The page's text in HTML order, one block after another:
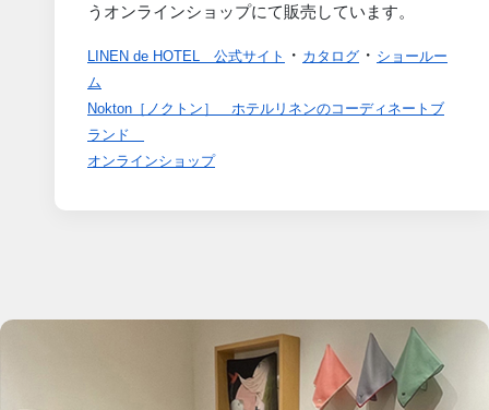
うオンラインショップにて販売しています。
LINEN de HOTEL 公式サイト ・ カタログ ・ ショールー
ム
Nokton［ノクトン］ ホテルリネンのコーディネートブ
ランド
オンラインショップ